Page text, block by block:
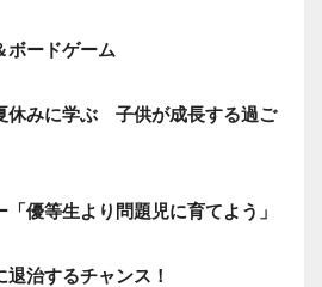
ボードゲーム
休みに学ぶ 子供が成長する過ご
優等生より問題児に育てよう」
治するチャンス！